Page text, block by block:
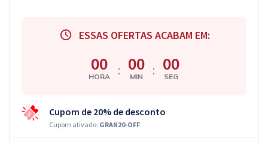
ESSAS OFERTAS ACABAM EM:
00
HORA : 00
MIN : 00
SEG
Cupom de 20% de desconto
Cupom ativado: GRAN20-OFF